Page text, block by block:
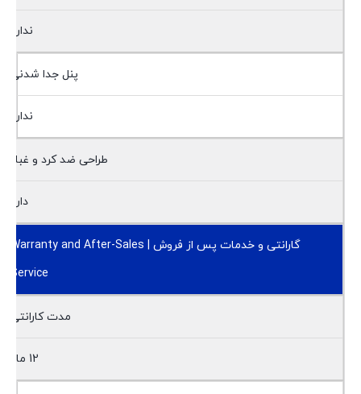
ندارد
پنل جدا شدنی
ندارد
طراحی ضد کرد و غبار
دارد
گارانتی و خدمات پس از فروش | Warranty and After-Sales
Service
مدت کارانتی
12 ماه